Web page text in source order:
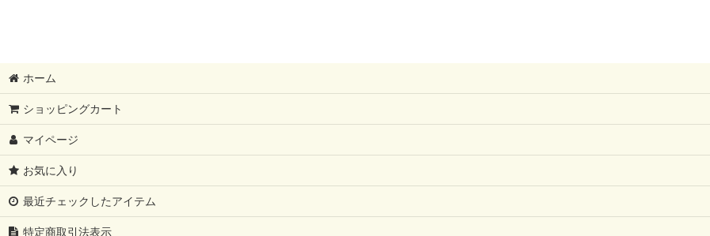
ホーム
ショッピングカート
マイページ
お気に入り
最近チェックしたアイテム
特定商取引法表示